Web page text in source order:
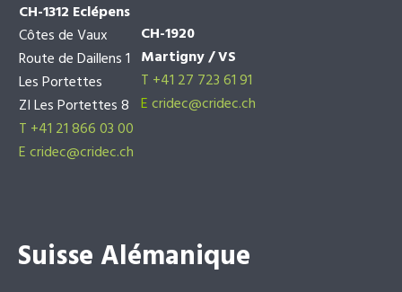
CH-1312 Eclépens
Côtes de Vaux
Route de Daillens 1
Les Portettes
ZI Les Portettes 8
T +41 21 866 03 00
Ecridec@cridec.ch
CH-1920
Martigny / VS
T +41 27 723 61 91
Ecridec@cridec.ch
Suisse Alémanique